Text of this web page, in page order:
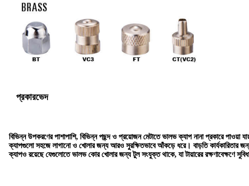
প্রকারভেদ
বিভিন্ন উপকরণের পাশাপাশি, বিভিন্ন পছন্দ ও প্রয়োজন মেটাতে ভালভ ক্যাপ নানা প্রকারে
ক্যাপগুলো সহজে লাগানো ও খোলার জন্য আরও সুরক্ষিতভাবে আঁকড়ে ধরে। বাড়তি কার্যকারিতার
ক্যাপও রয়েছে যেগুলোতে ভালভ কোর খোলার জন্য টুল সংযুক্ত থাকে, যা টায়ারের রক্ষণাবেক্ষণে